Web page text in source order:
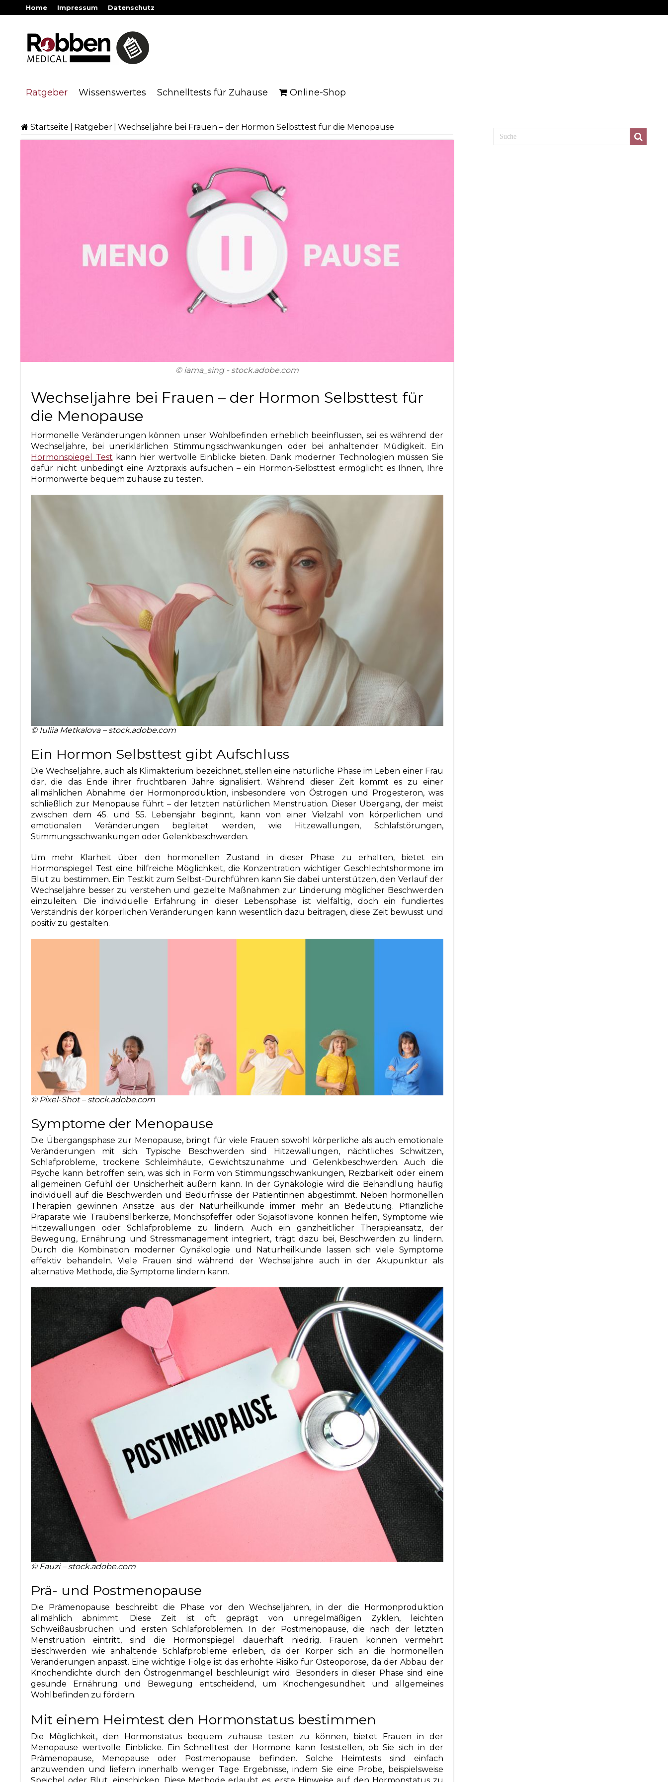
Home Impressum Datenschutz
Ratgeber Wissenswertes Schnelltests für Zuhause Online-Shop
Startseite Ratgeber Wechseljahre bei Frauen – der Hormon Selbsttest für die Menopause
© iama_sing - stock.adobe.com
Wechseljahre bei Frauen – der Hormon Selbsttest für
die Menopause
Hormonelle Veränderungen können unser Wohlbefinden erheblich beeinflussen, sei es während der
Wechseljahre, bei unerklärlichen Stimmungsschwankungen oder bei anhaltender Müdigkeit. Ein
Hormonspiegel Test kann hier wertvolle Einblicke bieten. Dank moderner Technologien müssen Sie
dafür nicht unbedingt eine Arztpraxis aufsuchen – ein Hormon-Selbsttest ermöglicht es Ihnen, Ihre
Hormonwerte bequem zuhause zu testen.
© Iuliia Metkalova – stock.adobe.com
Ein Hormon Selbsttest gibt Aufschluss
Die Wechseljahre, auch als Klimakterium bezeichnet, stellen eine natürliche Phase im Leben einer Frau
dar, die das Ende ihrer fruchtbaren Jahre signalisiert. Während dieser Zeit kommt es zu einer
allmählichen Abnahme der Hormonproduktion, insbesondere von Östrogen und Progesteron, was
schließlich zur Menopause führt – der letzten natürlichen Menstruation. Dieser Übergang, der meist
zwischen dem 45. und 55. Lebensjahr beginnt, kann von einer Vielzahl von körperlichen und
emotionalen Veränderungen begleitet werden, wie Hitzewallungen, Schlafstörungen,
Stimmungsschwankungen oder Gelenkbeschwerden.
Um mehr Klarheit über den hormonellen Zustand in dieser Phase zu erhalten, bietet ein
Hormonspiegel Test eine hilfreiche Möglichkeit, die Konzentration wichtiger Geschlechtshormone im
Blut zu bestimmen. Ein Testkit zum Selbst-Durchführen kann Sie dabei unterstützen, den Verlauf der
Wechseljahre besser zu verstehen und gezielte Maßnahmen zur Linderung möglicher Beschwerden
einzuleiten. Die individuelle Erfahrung in dieser Lebensphase ist vielfältig, doch ein fundiertes
Verständnis der körperlichen Veränderungen kann wesentlich dazu beitragen, diese Zeit bewusst und
positiv zu gestalten.
© Pixel-Shot – stock.adobe.com
Symptome der Menopause
Die Übergangsphase zur Menopause, bringt für viele Frauen sowohl körperliche als auch emotionale
Veränderungen mit sich. Typische Beschwerden sind Hitzewallungen, nächtliches Schwitzen,
Schlafprobleme, trockene Schleimhäute, Gewichtszunahme und Gelenkbeschwerden. Auch die
Psyche kann betroffen sein, was sich in Form von Stimmungsschwankungen, Reizbarkeit oder einem
allgemeinen Gefühl der Unsicherheit äußern kann. In der Gynäkologie wird die Behandlung häufig
individuell auf die Beschwerden und Bedürfnisse der Patientinnen abgestimmt. Neben hormonellen
Therapien gewinnen Ansätze aus der Naturheilkunde immer mehr an Bedeutung. Pflanzliche
Präparate wie Traubensilberkerze, Mönchspfeffer oder Sojaisoflavone können helfen, Symptome wie
Hitzewallungen oder Schlafprobleme zu lindern. Auch ein ganzheitlicher Therapieansatz, der
Bewegung, Ernährung und Stressmanagement integriert, trägt dazu bei, Beschwerden zu lindern.
Durch die Kombination moderner Gynäkologie und Naturheilkunde lassen sich viele Symptome
effektiv behandeln. Viele Frauen sind während der Wechseljahre auch in der Akupunktur als
alternative Methode, die Symptome lindern kann.
© Fauzi – stock.adobe.com
Prä- und Postmenopause
Die Prämenopause beschreibt die Phase vor den Wechseljahren, in der die Hormonproduktion
allmählich abnimmt. Diese Zeit ist oft geprägt von unregelmäßigen Zyklen, leichten
Schweißausbrüchen und ersten Schlafproblemen. In der Postmenopause, die nach der letzten
Menstruation eintritt, sind die Hormonspiegel dauerhaft niedrig. Frauen können vermehrt
Beschwerden wie anhaltende Schlafprobleme erleben, da der Körper sich an die hormonellen
Veränderungen anpasst. Eine wichtige Folge ist das erhöhte Risiko für Osteoporose, da der Abbau der
Knochendichte durch den Östrogenmangel beschleunigt wird. Besonders in dieser Phase sind eine
gesunde Ernährung und Bewegung entscheidend, um Knochengesundheit und allgemeines
Wohlbefinden zu fördern.
Mit einem Heimtest den Hormonstatus bestimmen
Die Möglichkeit, den Hormonstatus bequem zuhause testen zu können, bietet Frauen in der
Menopause wertvolle Einblicke. Ein Schnelltest der Hormone kann feststellen, ob Sie sich in der
Prämenopause, Menopause oder Postmenopause befinden. Solche Heimtests sind einfach
anzuwenden und liefern innerhalb weniger Tage Ergebnisse, indem Sie eine Probe, beispielsweise